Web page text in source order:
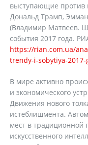
выступающие против
Дональд Трамп,
(Владимир Матвеев.
события 2017 года.
https://rian.com.ua/
trendy-i-sobytiya-
В мире активно
и экономического
Движения нового
истеблишмента.
мест в традиционной
искусственного